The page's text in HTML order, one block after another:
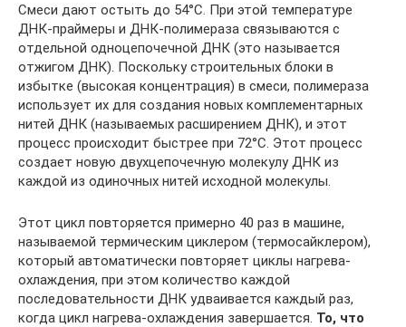
Смеси дают остыть до 54°C. При этой температуре
ДНК-праймеры и ДНК-полимераза связываются с
отдельной одноцепочечной ДНК (это называется
отжигом ДНК). Поскольку строительных блоки в
избытке (высокая концентрация) в смеси, полимераза
использует их для создания новых комплементарных
нитей ДНК (называемых расширением ДНК), и этот
процесс происходит быстрее при 72°C. Этот процесс
создает новую двухцепочечную молекулу ДНК из
каждой из одиночных нитей исходной молекулы.
Этот цикл повторяется примерно 40 раз в машине,
называемой термическим циклером (термосайклером),
который автоматически повторяет циклы нагрева-
охлаждения, при этом количество каждой
последовательности ДНК удваивается каждый раз,
когда цикл нагрева-охлаждения завершается. То, что